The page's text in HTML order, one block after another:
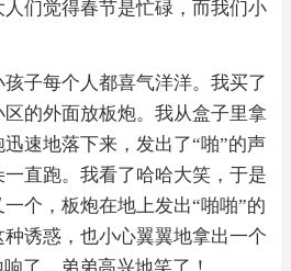
们觉得春节是忙碌，而我们小
子每个人都喜气洋洋。我买了
的外面放板炮。我从盒子里拿
速地落下来，发出了“啪”的声
直跑。我看了哈哈大笑，于是
个，板炮在地上发出“啪啪”的
诱惑，也小心翼翼地拿出一个